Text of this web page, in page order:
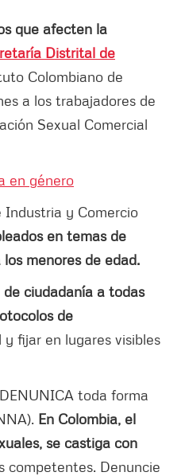
que afecten la
Distrital de
Colombiano de
a los trabajadores de
Sexual Comercial
en género
Industria y Comercio
en temas de
menores de edad.
ciudadanía a todas
de
fijar en lugares visibles
toda forma
En Colombia, el
se castiga con
competentes. Denuncie